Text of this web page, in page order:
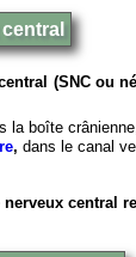
(SNC ou
la boîte
,dans le canal
nerveux central